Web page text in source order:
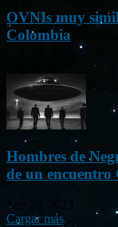
OVNIs muy
Colombia
Hombres de
de un encuentro
Sep 26, 2023
Cargar más